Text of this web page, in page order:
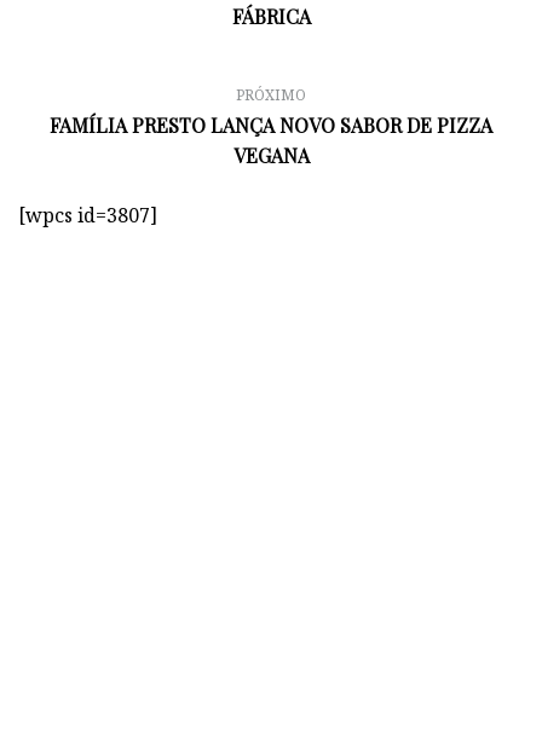
FÁBRICA
PRÓXIMO
FAMÍLIA PRESTO LANÇA NOVO SABOR DE PIZZA
VEGANA
[wpcs id=3807]